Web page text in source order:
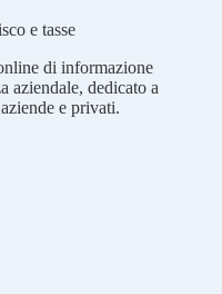
e tasse
di informazione
aziendale, dedicato a
e privati.